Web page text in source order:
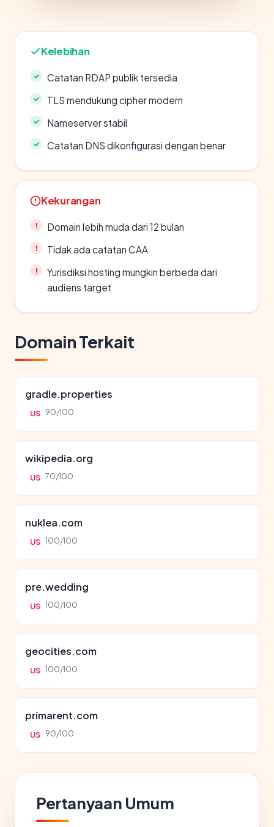
Kelebihan
Catatan RDAP publik tersedia
TLS mendukung cipher modern
Nameserver stabil
Catatan DNS dikonfigurasi dengan benar
Kekurangan
Domain lebih muda dari 12 bulan
Tidak ada catatan CAA
Yurisdiksi hosting mungkin berbeda dari
audiens target
Domain Terkait
gradle.properties
US 90/100
wikipedia.org
US 70/100
nuklea.com
US 100/100
pre.wedding
US 100/100
geocities.com
US 100/100
primarent.com
US 90/100
Pertanyaan Umum